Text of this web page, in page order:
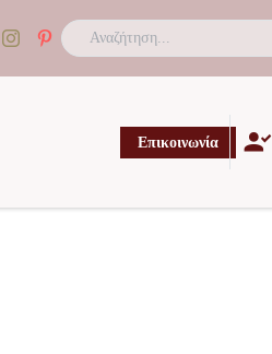
Επικοινωνία 